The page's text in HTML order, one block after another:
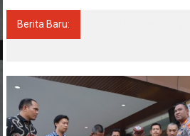
Terpercaya
Berita Baru: